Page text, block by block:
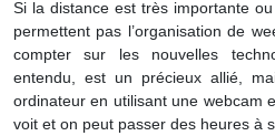
Si la distance est très importante
permettent pas l’organisation de
compter sur les nouvelles
entendu, est un précieux allié,
ordinateur en utilisant une webcam
voit et on peut passer des heures à